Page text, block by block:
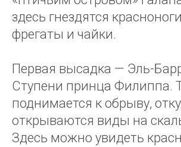
здесь гнездятся
фрегаты и чайки.
Первая высадка — Эль-
Ступени принца Филиппа.
поднимается к обрыву,
открываются виды на
Здесь можно увидеть